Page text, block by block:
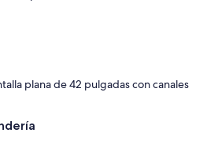
plana de 42 pulgadas con canales